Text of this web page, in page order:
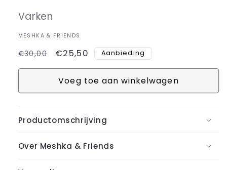
Varken
MESHKA & FRIENDS
Normale
prijs
€30,00 Aanbiedingsprijs
€25,50 Aanbieding
Voeg toe aan winkelwagen
Productomschrijving
Over Meshka & Friends